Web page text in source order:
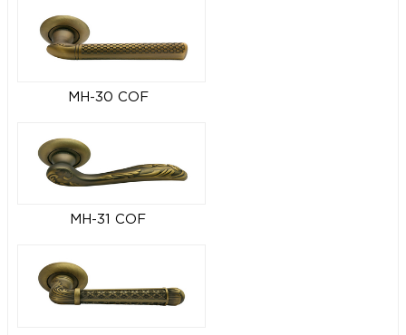
MH-30 COF
MH-31 COF